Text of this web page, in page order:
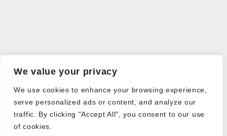
We value your privacy
We use cookies to enhance your browsing experience,
serve personalized ads or content, and analyze our
traffic. By clicking "Accept All", you consent to our use
of cookies.